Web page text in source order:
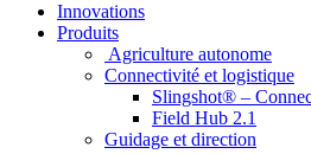
Innovations
Produits
Agriculture autonome
Connectivité et logistique
Slingshot® –
Field Hub 2.1
Guidage et direction